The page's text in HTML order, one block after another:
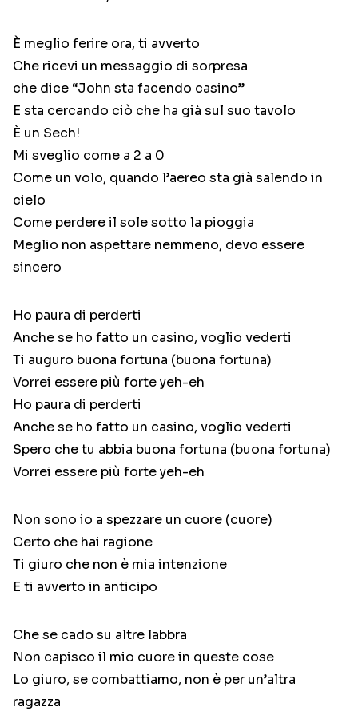
È meglio ferire ora, ti avverto
Che ricevi un messaggio di sorpresa
che dice “John sta facendo casino”
E sta cercando ciò che ha già sul suo tavolo
È un Sech!
Mi sveglio come a 2 a 0
Come un volo, quando l’aereo sta già salendo in
cielo
Come perdere il sole sotto la pioggia
Meglio non aspettare nemmeno, devo essere
sincero
Ho paura di perderti
Anche se ho fatto un casino, voglio vederti
Ti auguro buona fortuna (buona fortuna)
Vorrei essere più forte yeh-eh
Ho paura di perderti
Anche se ho fatto un casino, voglio vederti
Spero che tu abbia buona fortuna (buona fortuna)
Vorrei essere più forte yeh-eh
Non sono io a spezzare un cuore (cuore)
Certo che hai ragione
Ti giuro che non è mia intenzione
E ti avverto in anticipo
Che se cado su altre labbra
Non capisco il mio cuore in queste cose
Lo giuro, se combattiamo, non è per un’altra
ragazza